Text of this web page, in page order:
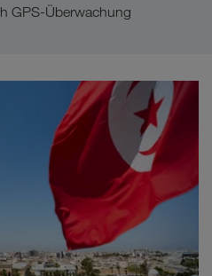
GPS-Überwachung